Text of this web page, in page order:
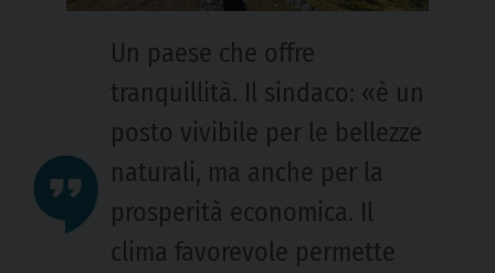
Un paese che offre
tranquillità. Il sindaco: «è un
posto vivibile per le bellezze
naturali, ma anche per la
prosperità economica. Il
clima favorevole permette